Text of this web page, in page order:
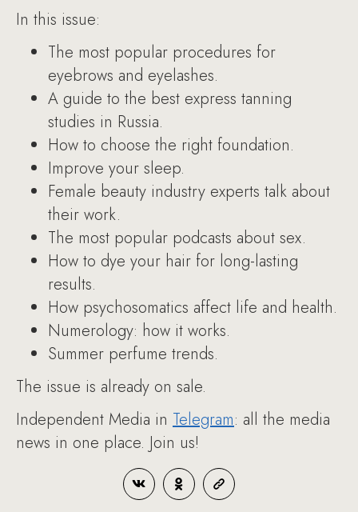
In this issue:
The most popular procedures for
eyebrows and eyelashes.
A guide to the best express tanning
studies in Russia.
How to choose the right foundation.
Improve your sleep.
Female beauty industry experts talk about
their work.
The most popular podcasts about sex.
How to dye your hair for long-lasting
results.
How psychosomatics affect life and health.
Numerology: how it works.
Summer perfume trends.
The issue is already on sale.
Independent Media in Telegram: all the media
news in one place. Join us!